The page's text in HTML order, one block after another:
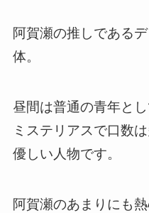
阿賀瀬の推しである
体。
昼間は普通の青年と
ミステリアスで口数
優しい人物です。
阿賀瀬のあまりにも